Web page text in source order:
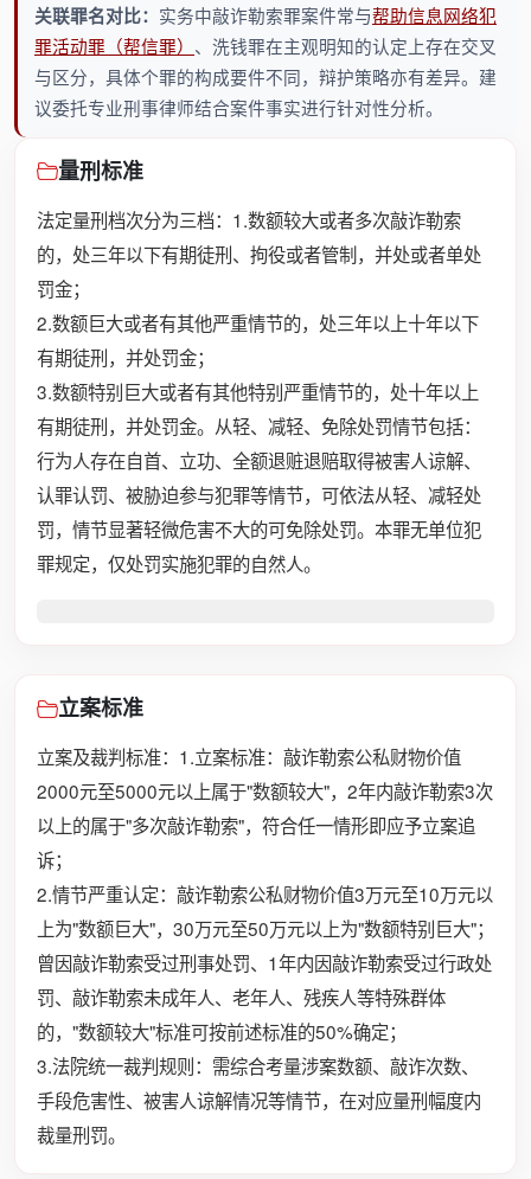
关联罪名对比： 实务中敲诈勒索罪案件常与帮助信息网络犯
罪活动罪（帮信罪） 、洗钱罪在主观明知的认定上存在交叉
与区分，具体个罪的构成要件不同，辩护策略亦有差异。建
议委托专业刑事律师结合案件事实进行针对性分析。
量刑标准
法定量刑档次分为三档：1.数额较大或者多次敲诈勒索
的，处三年以下有期徒刑、拘役或者管制，并处或者单处
罚金；
2.数额巨大或者有其他严重情节的，处三年以上十年以下
有期徒刑，并处罚金；
3.数额特别巨大或者有其他特别严重情节的，处十年以上
有期徒刑，并处罚金。从轻、减轻、免除处罚情节包括：
行为人存在自首、立功、全额退赃退赔取得被害人谅解、
认罪认罚、被胁迫参与犯罪等情节，可依法从轻、减轻处
罚，情节显著轻微危害不大的可免除处罚。本罪无单位犯
罪规定，仅处罚实施犯罪的自然人。
立案标准
立案及裁判标准：1.立案标准：敲诈勒索公私财物价值
2000元至5000元以上属于"数额较大"，2年内敲诈勒索3次
以上的属于"多次敲诈勒索"，符合任一情形即应予立案追
诉；
2.情节严重认定：敲诈勒索公私财物价值3万元至10万元以
上为"数额巨大"，30万元至50万元以上为"数额特别巨大"；
曾因敲诈勒索受过刑事处罚、1年内因敲诈勒索受过行政处
罚、敲诈勒索未成年人、老年人、残疾人等特殊群体
的，"数额较大"标准可按前述标准的50%确定；
3.法院统一裁判规则：需综合考量涉案数额、敲诈次数、
手段危害性、被害人谅解情况等情节，在对应量刑幅度内
裁量刑罚。